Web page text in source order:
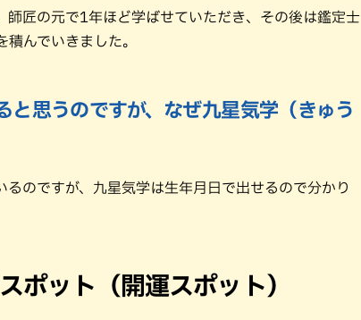
匠の元で1年ほど学ばせていただき、その後は鑑定士
んでいきました。
と思うのですが、なぜ九星気学（きゅう
のですが、九星気学は生年月日で出せるので分かり
ポット（開運スポット）